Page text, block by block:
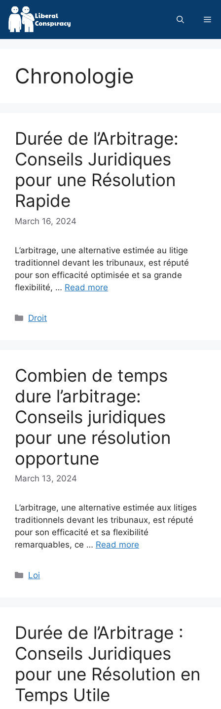
Skip
content
Chronologie
Durée de l’Arbitrage:
Conseils Juridiques
pour une Résolution
Rapide
March 16, 2024
L’arbitrage, une alternative estimée au litige
traditionnel devant les tribunaux, est réputé
pour son efficacité optimisée et sa grande
flexibilité, … Read more
Categories
Droit
Combien de temps
dure l’arbitrage:
Conseils juridiques
pour une résolution
opportune
March 13, 2024
L’arbitrage, une alternative estimée aux litiges
traditionnels devant les tribunaux, est réputé
pour son efficacité et sa flexibilité
remarquables, ce … Read more
Categories
Loi
Durée de l’Arbitrage :
Conseils Juridiques
pour une Résolution en
Temps Utile